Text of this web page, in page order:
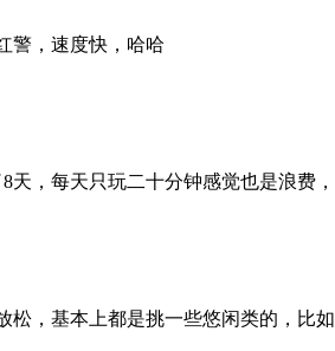
警，速度快，哈哈
天，每天只玩二十分钟感觉也是浪费
松，基本上都是挑一些悠闲类的，比